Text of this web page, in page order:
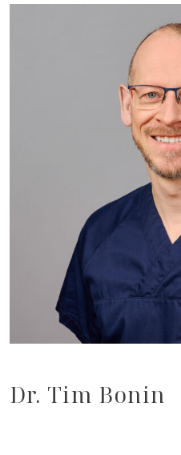
Dr. Tim Bonin